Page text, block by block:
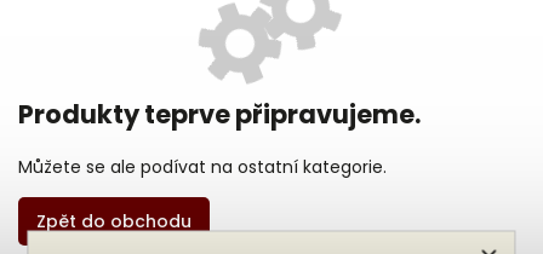
Produkty teprve připravujeme.
Můžete se ale podívat na ostatní kategorie.
Zpět do obchodu